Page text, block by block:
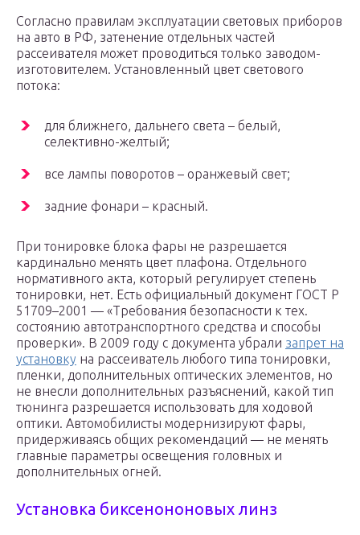
Согласно правилам эксплуатации световых приборов
на авто в РФ, затенение отдельных частей
рассеивателя может проводиться только заводом-
изготовителем. Установленный цвет светового
потока:
для ближнего, дальнего света – белый,
селективно-желтый;
все лампы поворотов – оранжевый свет;
задние фонари – красный.
При тонировке блока фары не разрешается
кардинально менять цвет плафона. Отдельного
нормативного акта, который регулирует степень
тонировки, нет. Есть официальный документ ГОСТ Р
51709–2001 — «Требования безопасности к тех.
состоянию автотранспортного средства и способы
проверки». В 2009 году с документа убрали запрет на
установку на рассеиватель любого типа тонировки,
пленки, дополнительных оптических элементов, но
не внесли дополнительных разъяснений, какой тип
тюнинга разрешается использовать для ходовой
оптики. Автомобилисты модернизируют фары,
придерживаясь общих рекомендаций — не менять
главные параметры освещения головных и
дополнительных огней.
Установка биксенононовых линз